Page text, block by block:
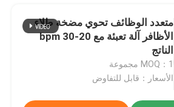
متعدد الوظائف تحوي مضخة طلاء
الأظافر آلة تعبئة مع 20-30 bpm
الناتج
MOQ：1 مجموعة
الأسعار：قابل للتفاوض